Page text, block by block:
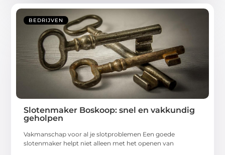
BEDRIJVEN
Slotenmaker Boskoop: snel en vakkundig
geholpen
Vakmanschap voor al je slotproblemen Een goede
slotenmaker helpt niet alleen met het openen van